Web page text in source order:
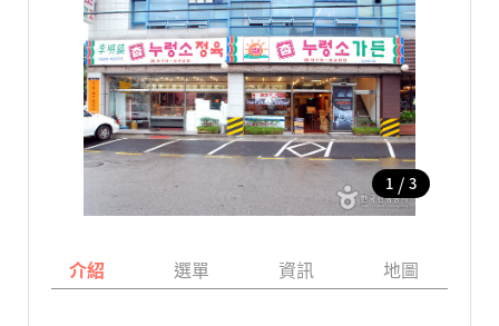
1 / 3
介紹 選單 資訊 地圖